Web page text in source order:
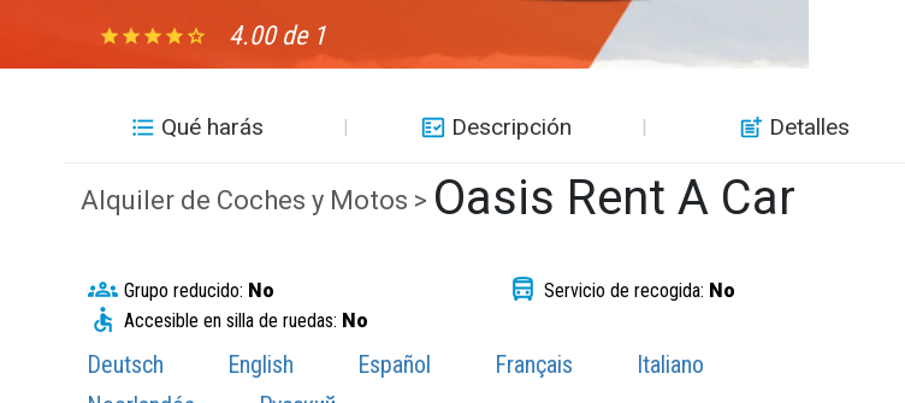
4.00 de 1
Qué harás Descripción Detalles
Alquiler de Coches y Motos > Oasis Rent A Car
Grupo reducido: No Servicio de recogida: No
Accesible en silla de ruedas: No
Deutsch English Español Français
Italiano